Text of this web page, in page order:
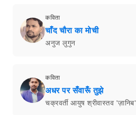
कविता
चाँद चौरा का मोची
अनुज लुगुन
कविता
अधर पर सँवारूँ तुझे
चक्रवर्ती आयुष श्रीवास्तव 'ज़ानिब'